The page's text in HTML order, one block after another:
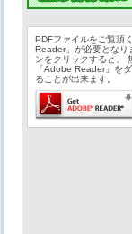
PDFファイルをご覧頂
Reader」が必要となり
ンをクリックすると、
「Adobe Reader」を
ることが出来ます。